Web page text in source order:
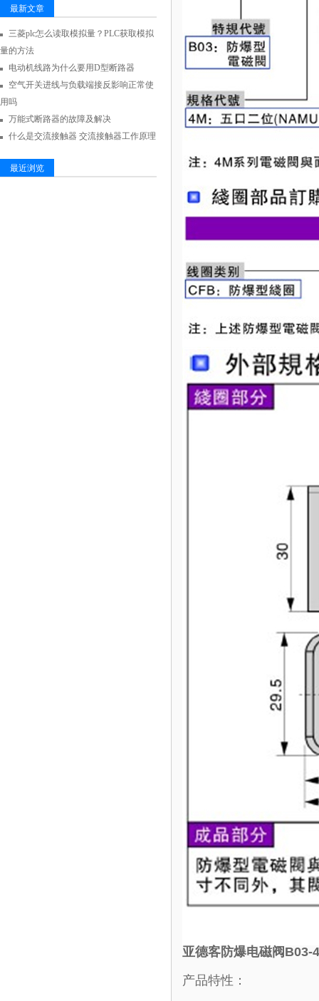
最新文章
三菱plc怎么读取模拟量？PLC获取模拟
量的方法
电动机线路为什么要用D型断路器
空气开关进线与负载端接反影响正常使
用吗
万能式断路器的故障及解决
什么是交流接触器 交流接触器工作原理
最近浏览
亚德客防爆电磁阀B03-
产品特性：